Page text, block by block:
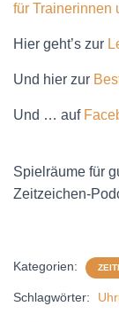
für Trainerinnen
Hier geht’s zur
Und hier zur
Und … auf
Spielräume für
Zeitzeichen-
Kategorien:
Schlagwörter: